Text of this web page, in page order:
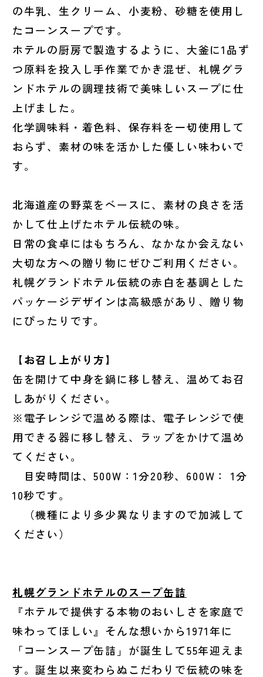
の牛乳、生クリーム、小麦粉、砂糖を使用し
たコーンスープです。
ホテルの厨房で製造するように、大釜に1品ず
つ原料を投入し手作業でかき混ぜ、札幌グラ
ンドホテルの調理技術で美味しいスープに仕
上げました。
化学調味料・着色料、保存料を一切使用して
おらず、素材の味を活かした優しい味わいで
す。
北海道産の野菜をベースに、素材の良さを活
かして仕上げたホテル伝統の味。
日常の食卓にはもちろん、なかなか会えない
大切な方への贈り物にぜひご利用ください。
札幌グランドホテル伝統の赤白を基調とした
パッケージデザインは高級感があり、贈り物
にぴったりです。
【お召し上がり方】
缶を開けて中身を鍋に移し替え、温めてお召
しあがりください。
※電子レンジで温める際は、電子レンジで使
用できる器に移し替え、ラップをかけて温め
てください。
目安時間は、500W：1分20秒、600W： 1分
10秒です。
（機種により多少異なりますので加減して
ください）
札幌グランドホテルのスープ缶詰
『ホテルで提供する本物のおいしさを家庭で
味わってほしい』そんな想いから1971年に
「コーンスープ缶詰」が誕生して55年迎えま
す。誕生以来変わらぬこだわりで伝統の味を